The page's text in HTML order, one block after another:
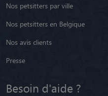
Nos petsitters par ville
Nos petsitters en Belgique
Nos avis clients
Presse
Besoin d'aide ?